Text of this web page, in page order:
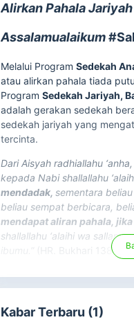
Alirkan Pahala
Assalamualaikum
Melalui ProgramSedekah
atau alirkan pahala tiada
ProgramSedekah Jariyah,
adalah gerakan sedekah
sedekah jariyah yang
tercinta.
Dari Aisyah radhiallahu
kepada Nabi shallallahu
mendadak,sementara
beliau sempat berbicara,
mendapat aliran pahala,
shallallahu ‘alaihi wa sallam
ibumu.”
(HR. Bukhari 1388
Kabar Terbaru (1)